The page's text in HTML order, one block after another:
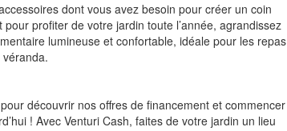
dont vous avez besoin pour créer un coin
profiter de votre jardin toute l’année, agrandissez
lumineuse et confortable, idéale pour les repas
découvrir nos offres de financement et commencer
! Avec Venturi Cash, faites de votre jardin un lieu